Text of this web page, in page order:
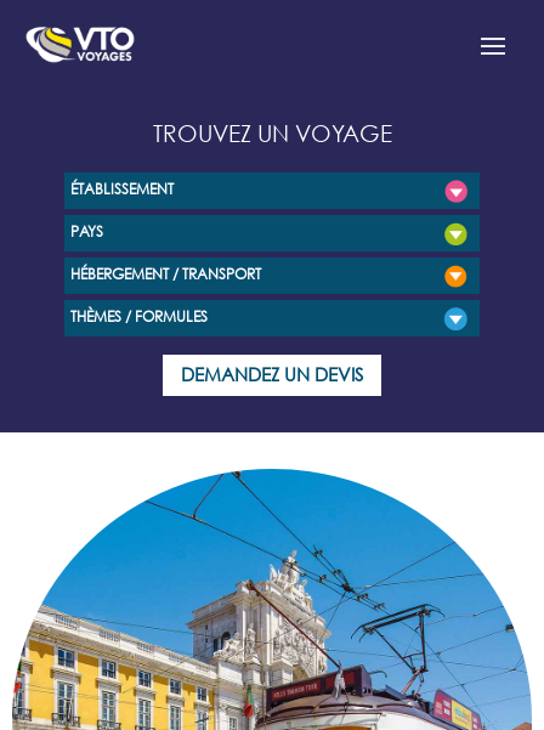
TROUVEZ UN VOYAGE
ÉTABLISSEMENT
PAYS
HÉBERGEMENT / TRANSPORT
THÈMES / FORMULES
DEMANDEZ UN DEVIS